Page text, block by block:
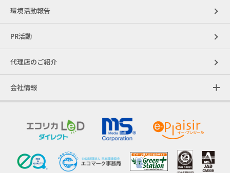
環境活動報告
PR活動
代理店のご紹介
会社情報